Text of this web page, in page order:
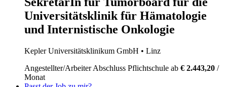
Universitätsklinik für Hämatologie
und Internistische Onkologie
Kepler Universitätsklinikum GmbH • Linz
Angestellter/ArbeiterAbschluss Pflichtschule ab € 2.443,20 /
Monat